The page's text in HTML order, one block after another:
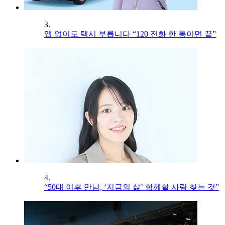
3.
앱 없이도 택시 부릅니다 “120 전화 한 통이면 끝”
4.
“50대 이후 만남, ‘지금의 삶’ 함께할 사람 찾는 것”